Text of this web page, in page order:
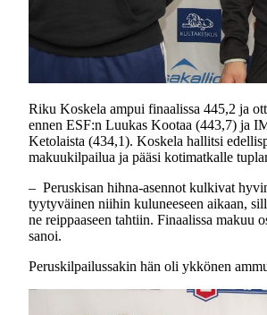
Riku Koskela ampui finaalissa 445,2 ja
ennen ESF:n Luukas Kootaa (443,7) ja
Ketolaista (434,1). Koskela hallitsi
makuukilpailua ja pääsi kotimatkalle
– Peruskisan hihna-asennot kulkivat
tyytyväinen niihin kuluneeseen aikaan,
ne reippaaseen tahtiin. Finaalissa makuu
sanoi.
Peruskilpailussakin hän oli ykkönen